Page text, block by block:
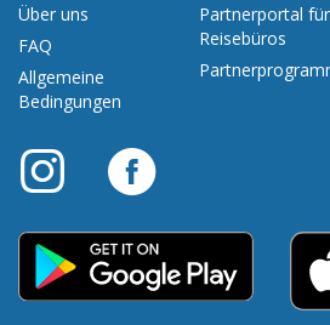
Über uns
FAQ
Allgemeine
Bedingungen
Partnerportal für
Reisebüros